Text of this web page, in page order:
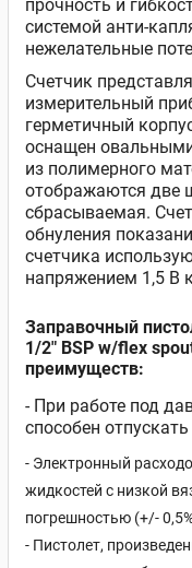
прочность и
системой анти-
нежелательные
Счетчик
измерительный
герметичный
оснащен
из полимерного
отображаются две
сбрасываемая.
обнуления
счетчика
напряжением 1,5 В
Заправочный
1/2" BSP w/flex
преимуществ:
- При работе под
способен
- Электронный
жидкостей с низкой
погрешностью (+/-
- Пистолет,